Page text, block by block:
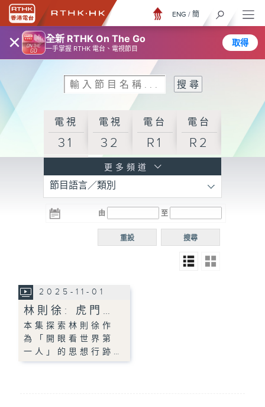
× 全新 RTHK On The Go
一手掌握 RTHK 電台、電視節目
取得
ENG / 簡
電視
31
電視
32
電台
R1
電台
R2
R3
電台 電台
R5
電台
普通
更多頻道
節目語言／類別
由 至
搜尋
重設
2025-11-01
林則徐: 虎門…
本集探索林則徐作
為「開眼看世界第
一人」的思想行跡…